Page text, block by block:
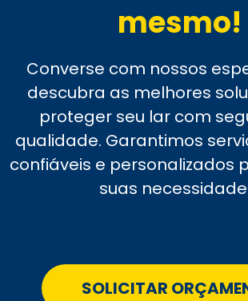
mesmo!
Converse com nossos
descubra as melhores
proteger seu lar com
qualidade. Garantimos
confiáveis e personalizados
suas
SOLICITAR